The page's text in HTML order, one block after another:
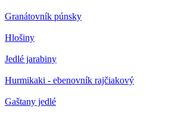
Granátovník púnsky
Hlošiny
Jedlé jarabiny
Hurmikaki - ebenovník rajčiakový
Gaštany jedlé